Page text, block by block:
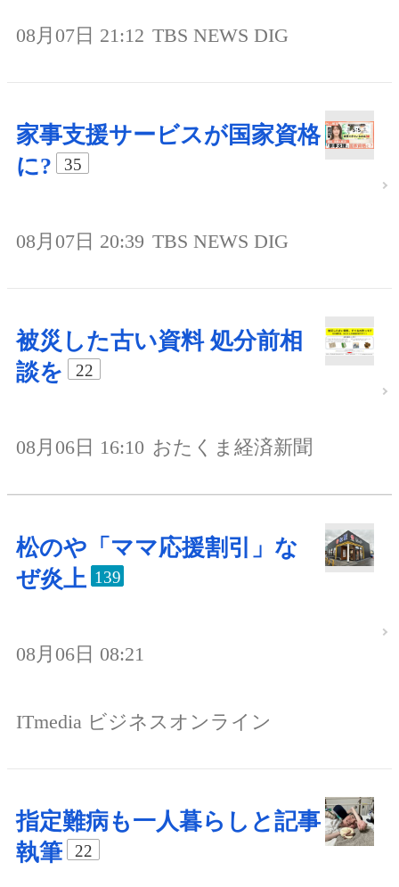
08月07日 21:12 TBS NEWS DIG
家事支援サービスが国家資格
に?
35
08月07日 20:39 TBS NEWS DIG
被災した古い資料 処分前相
談を
22
08月06日 16:10 おたくま経済新聞
松のや「ママ応援割引」な
ぜ炎上 139
08月06日 08:21
ITmedia ビジネスオンライン
指定難病も一人暮らしと記事
執筆
22